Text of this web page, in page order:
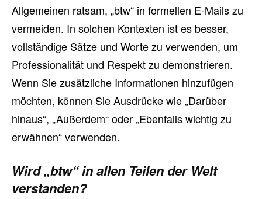
Allgemeinen ratsam, „btw“ in formellen E-Mails zu
vermeiden. In solchen Kontexten ist es besser,
vollständige Sätze und Worte zu verwenden, um
Professionalität und Respekt zu demonstrieren.
Wenn Sie zusätzliche Informationen hinzufügen
möchten, können Sie Ausdrücke wie „Darüber
hinaus“, „Außerdem“ oder „Ebenfalls wichtig zu
erwähnen“ verwenden.
Wird „btw“ in allen Teilen der Welt
verstanden?